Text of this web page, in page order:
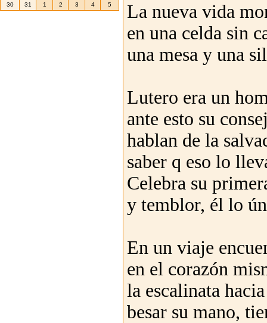
La nueva vida
en una celda sin
una mesa y una
Lutero era un
ante esto su
hablan de la
saber q eso lo
Celebra su
y temblor, él lo
En un viaje
en el corazón
la escalinata
besar su mano,
30
31 1 2 3 4 5